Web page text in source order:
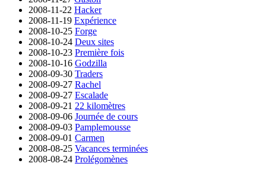
2008-11-22 Hacker
2008-11-19 Expérience
2008-10-25 Forge
2008-10-24 Deux sites
2008-10-23 Première fois
2008-10-16 Godzilla
2008-09-30 Traders
2008-09-27 Rachel
2008-09-27 Escalade
2008-09-21 22 kilomètres
2008-09-06 Journée de cours
2008-09-03 Pamplemousse
2008-09-01 Carmen
2008-08-25 Vacances terminées
2008-08-24 Prolégomènes